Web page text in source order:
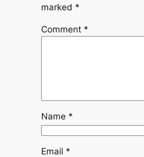
marked *
Comment *
Name *
Email *